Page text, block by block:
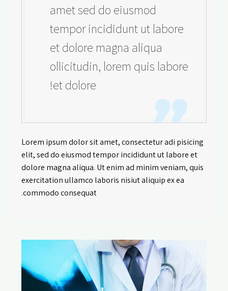
amet sed do eiusmod
tempor incididunt ut labore
et dolore magna aliqua
ollicitudin, lorem quis labore
et dolore!
Lorem ipsum dolor sit amet, consectetur adi pisicing
elit, sed do eiusmod tempor incididunt ut labore et
dolore magna aliqua. Ut enim ad minim veniam, quis
exercitation ullamco laboris nisiut aliquip ex ea
commodo consequat.